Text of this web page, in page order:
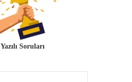
Yazılı Soruları